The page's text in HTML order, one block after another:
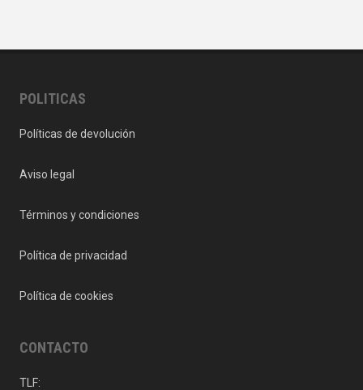
POLITICAS
Políticas de devolución
Aviso legal
Términos y condiciones
Política de privacidad
Política de cookies
CONTACTO
TLF: